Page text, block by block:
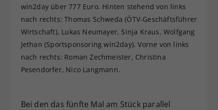
win2day über 777 Euro. Hinten stehend von links
nach rechts: Thomas Schweda (ÖTV-Geschäftsführer
Wirtschaft), Lukas Neumayer, Sinja Kraus, Wolfgang
Jethan (Sportsponsoring win2day). Vorne von links
nach rechts: Roman Zechmeister, Christina
Pesendorfer, Nico Langmann.
Bei den das fünfte Mal am Stück parallel